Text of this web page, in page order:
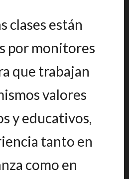
clases están
por monitores
que trabajan
valores
y educativos,
tanto en
como en